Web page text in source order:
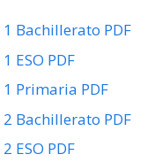
Bachillerato PDF
ESO PDF
Primaria PDF
Bachillerato PDF
ESO PDF